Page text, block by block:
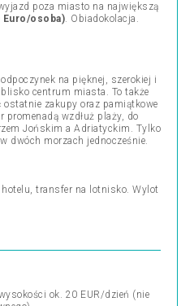
poza miasto na największą
Euro/osoba). Obiadokolacja.
na pięknej, szerokiej i
centrum miasta. To także
ostatnie zakupy oraz pamiątkowe
promenadą wzdłuż plaży, do
Jońskim a Adriatyckim. Tylko
dwóch morzach jednocześnie.
transfer na lotnisko. Wylot
ok. 20 EUR/dzień (nie